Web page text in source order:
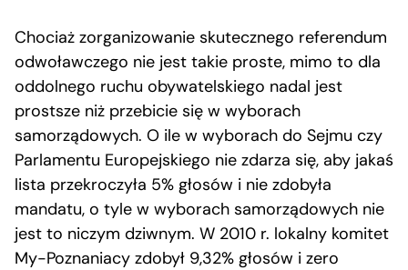
Chociaż zorganizowanie skutecznego referendum
odwoławczego nie jest takie proste, mimo to dla
oddolnego ruchu obywatelskiego nadal jest
prostsze niż przebicie się w wyborach
samorządowych. O ile w wyborach do Sejmu czy
Parlamentu Europejskiego nie zdarza się, aby jakaś
lista przekroczyła 5% głosów i nie zdobyła
mandatu, o tyle w wyborach samorządowych nie
jest to niczym dziwnym. W 2010 r. lokalny komitet
My-Poznaniacy zdobył 9,32% głosów i zero